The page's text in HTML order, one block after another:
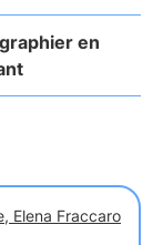
en
Elena Fraccaro